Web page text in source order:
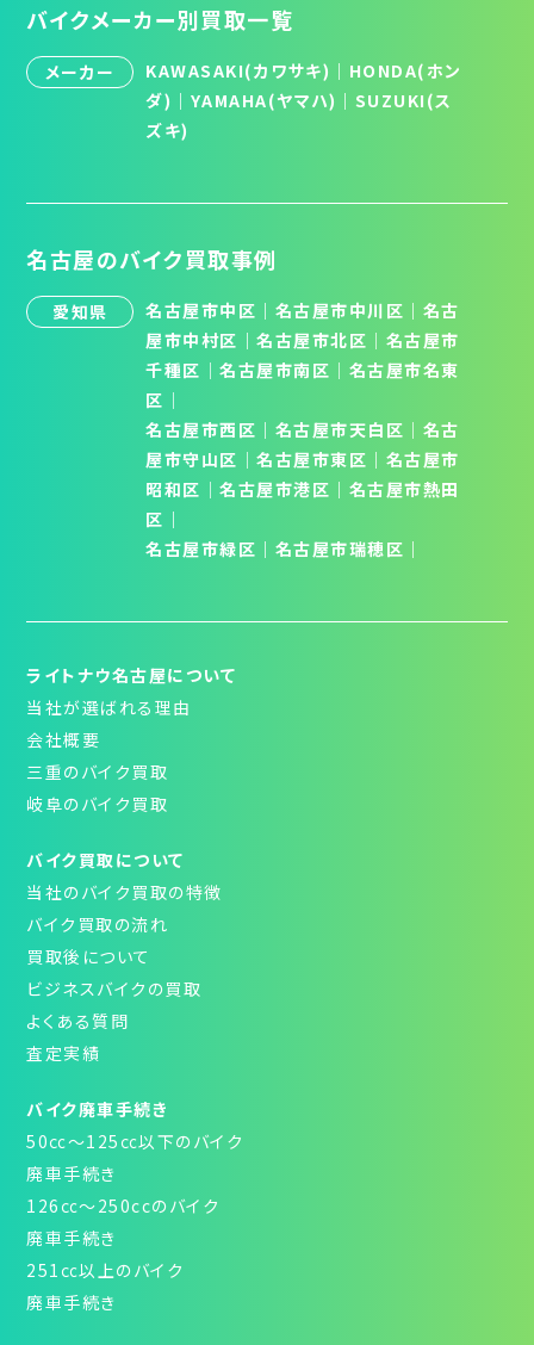
バイクメーカー別買取一覧
メーカー KAWASAKI(カワサキ) ｜ HONDA(ホン
ダ) ｜ YAMAHA(ヤマハ) ｜ SUZUKI(ス
ズキ)
名古屋のバイク買取事例
愛知県 名古屋市中区 ｜ 名古屋市中川区 ｜ 名古
屋市中村区 ｜名古屋市北区 │ 名古屋市
千種区 │名古屋市南区 │ 名古屋市名東
区 │
名古屋市西区 ｜ 名古屋市天白区 │ 名古
屋市守山区 │名古屋市東区 ｜ 名古屋市
昭和区 │名古屋市港区 ｜ 名古屋市熱田
区 ｜
名古屋市緑区 ｜ 名古屋市瑞穂区 ｜
ライトナウ名古屋について
当社が選ばれる理由
会社概要
三重のバイク買取
岐阜のバイク買取
バイク買取について
当社のバイク買取の特徴
バイク買取の流れ
買取後について
ビジネスバイクの買取
よくある質問
査定実績
バイク廃車手続き
50㏄～125㏄以下のバイク
廃車手続き
126㏄～250ccのバイク
廃車手続き
251㏄以上のバイク
廃車手続き